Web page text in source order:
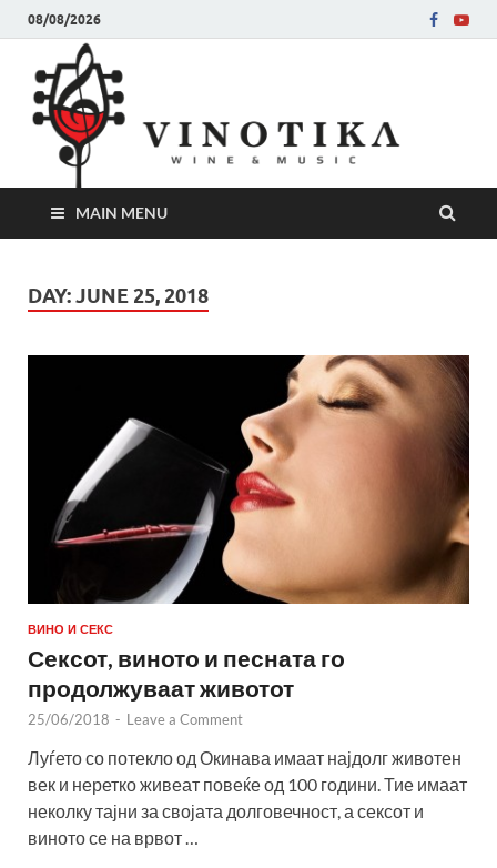
08/08/2026
MAIN MENU
DAY:JUNE 25, 2018
ВИНО И СЕКС
Сексот, виното и песната го
продолжуваат животот
25/06/2018 - Leave a Comment
Луѓето со потекло од Окинава имаат најдолг животен
век и неретко живеат повеќе од 100 години. Тие имаат
неколку тајни за својата долговечност, а сексот и
виното се на врвот …